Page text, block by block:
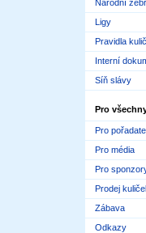
Národní
Ligy
Pravidla
Interní
Síň slávy
Pro
Pro
Pro média
Pro
Prodej
Zábava
Odkazy